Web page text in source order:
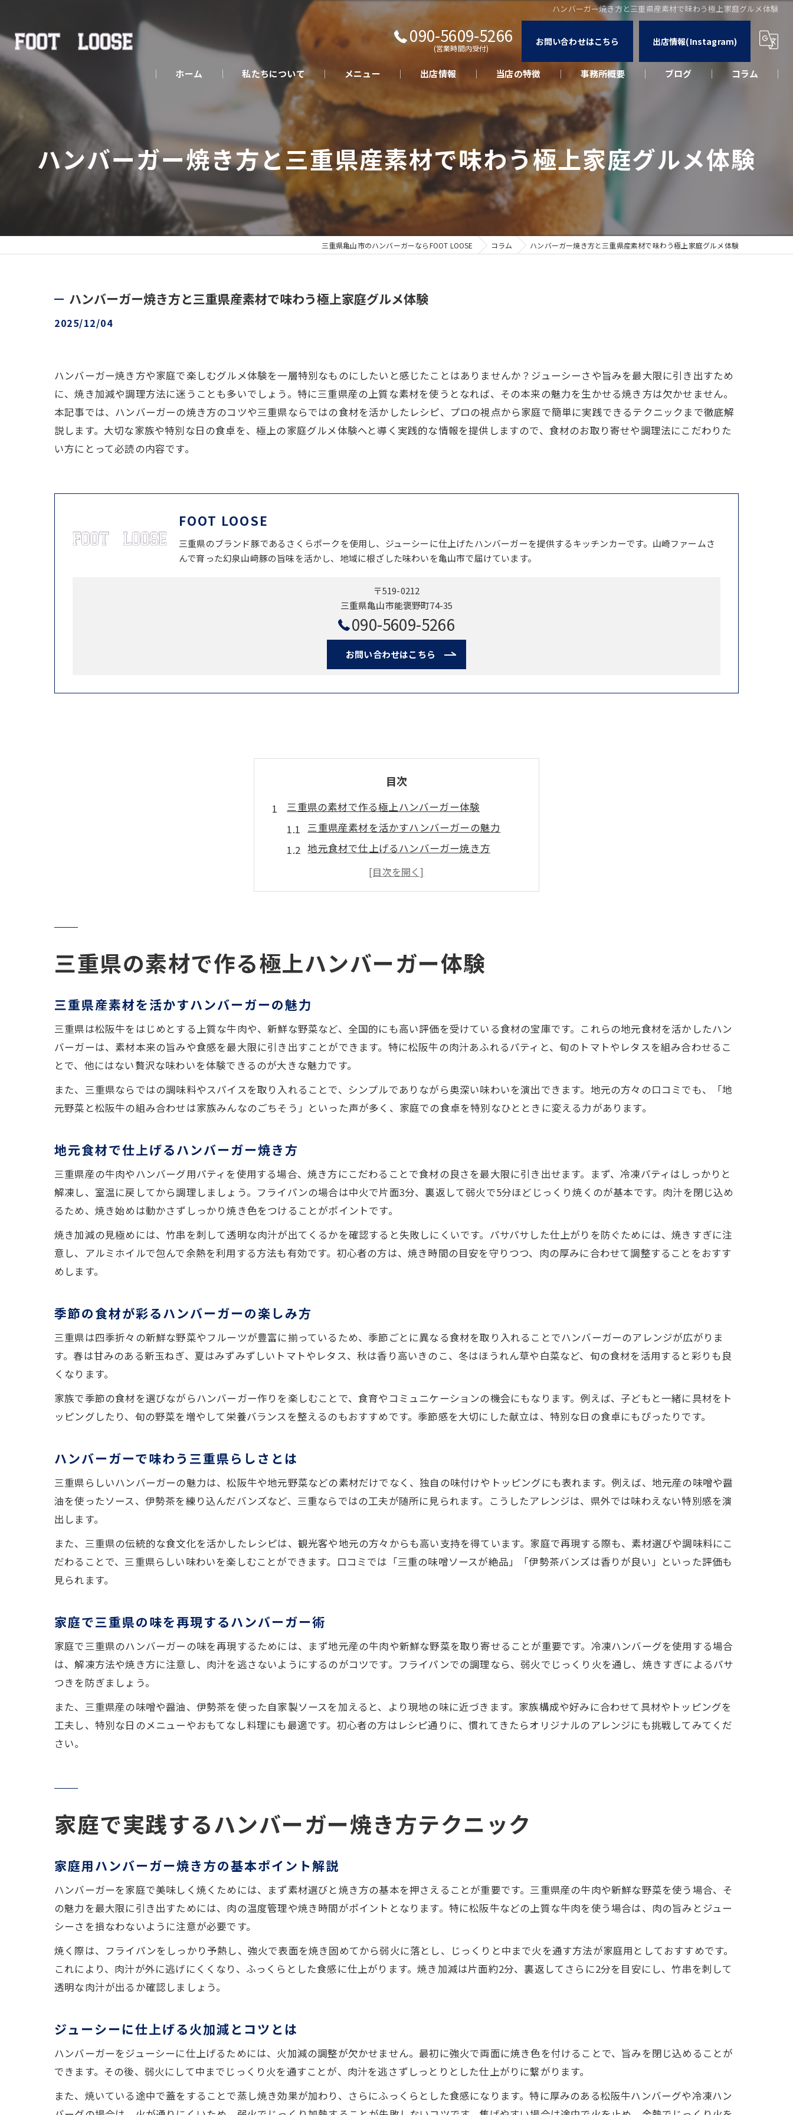
ハンバーガー焼き方と三重県産素材で味わう極上家庭グルメ体験
090-5609-5266
(営業時間内受付)
お問い合わせはこちら 出店情報(Instagram)
ホーム 私たちについて メニュー 出店情報 当店の特徴
キッチンカー
テイクアウト
さくらポーク
美味しい
事務所概要 ブログ コラム
ハンバーガー焼き方と三重県産素材で味わう極上家庭グルメ体験
三重県亀山市のハンバーガーならFOOT LOOSE コラム ハンバーガー焼き方と三重県産素材で味わう極上家庭グルメ体験
ハンバーガー焼き方と三重県産素材で味わう極上家庭グルメ体験
2025/12/04
ハンバーガー焼き方や家庭で楽しむグルメ体験を一層特別なものにしたいと感じたことはありませんか？ジューシーさや旨みを最大限に引き出すため
に、焼き加減や調理方法に迷うことも多いでしょう。特に三重県産の上質な素材を使うとなれば、その本来の魅力を生かせる焼き方は欠かせません。
本記事では、ハンバーガーの焼き方のコツや三重県ならではの食材を活かしたレシピ、プロの視点から家庭で簡単に実践できるテクニックまで徹底解
説します。大切な家族や特別な日の食卓を、極上の家庭グルメ体験へと導く実践的な情報を提供しますので、食材のお取り寄せや調理法にこだわりた
い方にとって必読の内容です。
FOOT LOOSE
三重県のブランド豚であるさくらポークを使用し、ジューシーに仕上げたハンバーガーを提供するキッチンカーです。山崎ファームさ
んで育った幻泉山﨑豚の旨味を活かし、地域に根ざした味わいを亀山市で届けています。
〒519-0212
三重県亀山市能褒野町74-35
090-5609-5266
お問い合わせはこちら
目次
三重県の素材で作る極上ハンバーガー体験
三重県産素材を活かすハンバーガーの魅力
地元食材で仕上げるハンバーガー焼き方
季節の食材が彩るハンバーガーの楽しみ方
ハンバーガーで味わう三重県らしさとは
家庭用ハンバーガー焼き方の基本ポイント解説
ジューシーに仕上げる火加減とコツとは
初心者が失敗しないハンバーガーテクニック
グルメ感を高める焼き方の裏技を紹介
ジューシーな仕上がりを叶える焼き方のコツ
肉汁を閉じ込める焼き加減の見極め方
焼き方で差がつく旨みの引き出し方
肉汁を逃さない三重県流ハンバーガー調理法
三重県流の肉汁を守るハンバーガー焼き方
調理法で変わるハンバーガーの食感と旨み
特別な味を生むハンバーガー焼き方の工夫
肉汁を閉じ込める三重県流の技を伝授
冷凍ハンバーガーのベストな焼き方ガイド
冷凍でもジューシーなハンバーガーに仕上げる
解凍不要で楽しむ冷凍ハンバーガー焼き方
冷凍のまま美味しく仕上げる調理のコツ
火加減にこだわる極上ハンバーガーの極意
外は香ばしく中はジューシーな焼き方の秘密
家庭で実践したい火加減のポイント
三重県の素材で作る極上ハンバーガー体験
三重県産素材を活かすハンバーガーの魅力
三重県は松阪牛をはじめとする上質な牛肉や、新鮮な野菜など、全国的にも高い評価を受けている食材の宝庫です。これらの地元食材を活かしたハン
バーガーは、素材本来の旨みや食感を最大限に引き出すことができます。特に松阪牛の肉汁あふれるパティと、旬のトマトやレタスを組み合わせるこ
とで、他にはない贅沢な味わいを体験できるのが大きな魅力です。
また、三重県ならではの調味料やスパイスを取り入れることで、シンプルでありながら奥深い味わいを演出できます。地元の方々の口コミでも、「地
元野菜と松阪牛の組み合わせは家族みんなのごちそう」といった声が多く、家庭での食卓を特別なひとときに変える力があります。
地元食材で仕上げるハンバーガー焼き方
三重県産の牛肉やハンバーグ用パティを使用する場合、焼き方にこだわることで食材の良さを最大限に引き出せます。まず、冷凍パティはしっかりと
解凍し、室温に戻してから調理しましょう。フライパンの場合は中火で片面3分、裏返して弱火で5分ほどじっくり焼くのが基本です。肉汁を閉じ込め
るため、焼き始めは動かさずしっかり焼き色をつけることがポイントです。
焼き加減の見極めには、竹串を刺して透明な肉汁が出てくるかを確認すると失敗しにくいです。パサパサした仕上がりを防ぐためには、焼きすぎに注
意し、アルミホイルで包んで余熱を利用する方法も有効です。初心者の方は、焼き時間の目安を守りつつ、肉の厚みに合わせて調整することをおすす
めします。
季節の食材が彩るハンバーガーの楽しみ方
三重県は四季折々の新鮮な野菜やフルーツが豊富に揃っているため、季節ごとに異なる食材を取り入れることでハンバーガーのアレンジが広がりま
す。春は甘みのある新玉ねぎ、夏はみずみずしいトマトやレタス、秋は香り高いきのこ、冬はほうれん草や白菜など、旬の食材を活用すると彩りも良
くなります。
家族で季節の食材を選びながらハンバーガー作りを楽しむことで、食育やコミュニケーションの機会にもなります。例えば、子どもと一緒に具材をト
ッピングしたり、旬の野菜を増やして栄養バランスを整えるのもおすすめです。季節感を大切にした献立は、特別な日の食卓にもぴったりです。
ハンバーガーで味わう三重県らしさとは
三重県らしいハンバーガーの魅力は、松阪牛や地元野菜などの素材だけでなく、独自の味付けやトッピングにも表れます。例えば、地元産の味噌や醤
油を使ったソース、伊勢茶を練り込んだバンズなど、三重ならではの工夫が随所に見られます。こうしたアレンジは、県外では味わえない特別感を演
出します。
また、三重県の伝統的な食文化を活かしたレシピは、観光客や地元の方々からも高い支持を得ています。家庭で再現する際も、素材選びや調味料にこ
だわることで、三重県らしい味わいを楽しむことができます。口コミでは「三重の味噌ソースが絶品」「伊勢茶バンズは香りが良い」といった評価も
見られます。
家庭で三重県の味を再現するハンバーガー術
家庭で三重県のハンバーガーの味を再現するためには、まず地元産の牛肉や新鮮な野菜を取り寄せることが重要です。冷凍ハンバーグを使用する場合
は、解凍方法や焼き方に注意し、肉汁を逃さないようにするのがコツです。フライパンでの調理なら、弱火でじっくり火を通し、焼きすぎによるパサ
つきを防ぎましょう。
また、三重県産の味噌や醤油、伊勢茶を使った自家製ソースを加えると、より現地の味に近づきます。家族構成や好みに合わせて具材やトッピングを
工夫し、特別な日のメニューやおもてなし料理にも最適です。初心者の方はレシピ通りに、慣れてきたらオリジナルのアレンジにも挑戦してみてくだ
さい。
家庭で実践するハンバーガー焼き方テクニック
家庭用ハンバーガー焼き方の基本ポイント解説
ハンバーガーを家庭で美味しく焼くためには、まず素材選びと焼き方の基本を押さえることが重要です。三重県産の牛肉や新鮮な野菜を使う場合、そ
の魅力を最大限に引き出すためには、肉の温度管理や焼き時間がポイントとなります。特に松阪牛などの上質な牛肉を使う場合は、肉の旨みとジュー
シーさを損なわないように注意が必要です。
焼く際は、フライパンをしっかり予熱し、強火で表面を焼き固めてから弱火に落とし、じっくりと中まで火を通す方法が家庭用としておすすめです。
これにより、肉汁が外に逃げにくくなり、ふっくらとした食感に仕上がります。焼き加減は片面約2分、裏返してさらに2分を目安にし、竹串を刺して
透明な肉汁が出るか確認しましょう。
ジューシーに仕上げる火加減とコツとは
ハンバーガーをジューシーに仕上げるためには、火加減の調整が欠かせません。最初に強火で両面に焼き色を付けることで、旨みを閉じ込めることが
できます。その後、弱火にして中までじっくり火を通すことが、肉汁を逃さずしっとりとした仕上がりに繋がります。
また、焼いている途中で蓋をすることで蒸し焼き効果が加わり、さらにふっくらとした食感になります。特に厚みのある松阪牛ハンバーグや冷凍ハン